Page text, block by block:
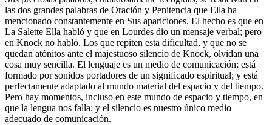
las dos grandes palabras de Oración y Penitencia que Ella ha
mencionado constantemente en Sus apariciones. El hecho es que en
La Salette Ella habló y que en Lourdes dio un mensaje verbal; pero
en Knock no habló. Los que repiten esta dificultad, y que no se
quedan atónitos ante el majestuoso silencio de Knock, olvidan una
cosa muy sencilla. El lenguaje es un medio de comunicación; está
formado por sonidos portadores de un significado espiritual; y está
perfectamente adaptado al mundo material del espacio y del tiempo.
Pero hay momentos, incluso en este mundo de espacio y tiempo, en
que la lengua nos falla; y el silencio es nuestro único medio
adecuado de comunicación.